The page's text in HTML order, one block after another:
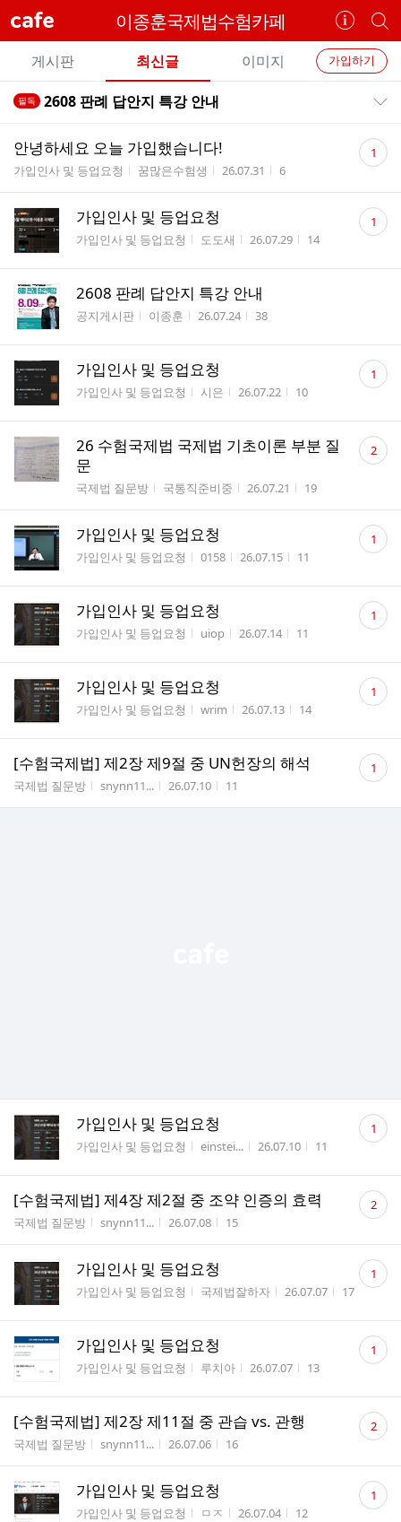
cafe 이종훈국제법수험카페
카
페
정
보
개
별
카
페
검
카
페
메
뉴
가입하기
게시판 최신글 이미지
전
글
트
필독 2608 판례 답안지 특강 안내
안녕하세요 오늘 가입했습니다!
게시판명
가입인사 및 등업요청 작성자
꿈많은수험생 작성시간
26.07.31 조회수
6
댓
글 1
가입인사 및 등업요청
게시판명
가입인사 및 등업요청 작성자
도도새 작성시간
26.07.29 조회수
14
댓
글 1
2608 판례 답안지 특강 안내
게시판명
공지게시판 작성자
이종훈 작성시간
26.07.24 조회수
38
가입인사 및 등업요청
게시판명
가입인사 및 등업요청 작성자
시은 작성시간
26.07.22 조회수
10
댓
글 1
26 수험국제법 국제법 기초이론 부분 질
문
게시판명
국제법 질문방 작성자
국통직준비중 작성시간
26.07.21 조회수
19
댓
글 2
가입인사 및 등업요청
게시판명
가입인사 및 등업요청 작성자
0158 작성시간
26.07.15 조회수
11
댓
글 1
가입인사 및 등업요청
게시판명
가입인사 및 등업요청 작성자
uiop 작성시간
26.07.14 조회수
11
댓
글 1
가입인사 및 등업요청
게시판명
가입인사 및 등업요청 작성자
wrim 작성시간
26.07.13 조회수
14
댓
글 1
[수험국제법] 제2장 제9절 중 UN헌장의 해석
게시판명
국제법 질문방 작성자
snynn11... 작성시간
26.07.10 조회수
11
댓
글 1
가입인사 및 등업요청
게시판명
가입인사 및 등업요청 작성자
einstei... 작성시간
26.07.10 조회수
11
댓
글 1
[수험국제법] 제4장 제2절 중 조약 인증의 효력
게시판명
국제법 질문방 작성자
snynn11... 작성시간
26.07.08 조회수
15
댓
글 2
가입인사 및 등업요청
게시판명
가입인사 및 등업요청 작성자
국제법잘하자 작성시간
26.07.07 조회수
17
댓
글 1
가입인사 및 등업요청
게시판명
가입인사 및 등업요청 작성자
루치아 작성시간
26.07.07 조회수
13
댓
글 1
[수험국제법] 제2장 제11절 중 관습 vs. 관행
게시판명
국제법 질문방 작성자
snynn11... 작성시간
26.07.06 조회수
16
댓
글 2
가입인사 및 등업요청
게시판명
가입인사 및 등업요청 작성자
ㅁㅈ 작성시간
26.07.04 조회수
12
댓
글 1